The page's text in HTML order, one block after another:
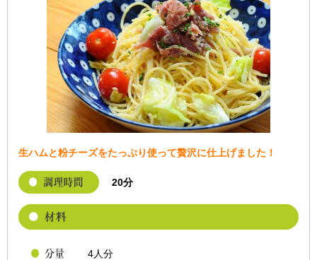
生ハムと粉チーズをたっぷり使って贅沢に仕上げました！
20分
4人分